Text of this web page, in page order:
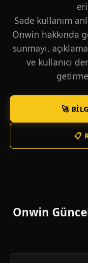
Sade kullanım
Onwin hakkında
sunmayı,
ve kullanıcı
🚀
📋
Onwin